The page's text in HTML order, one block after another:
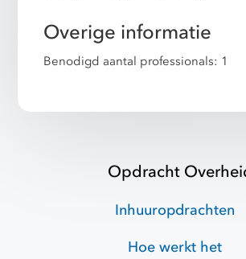
Overige informatie
Benodigd aantal professionals: 1
Opdracht
Inhuuropdrachten
Hoe werkt het